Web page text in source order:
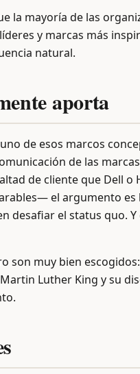
la mayoría de las
y marcas más
natural.
aporta
de esos marcos
de las
de cliente que Dell
el argumento es
desafiar el status quo.
son muy bien
Luther King y su